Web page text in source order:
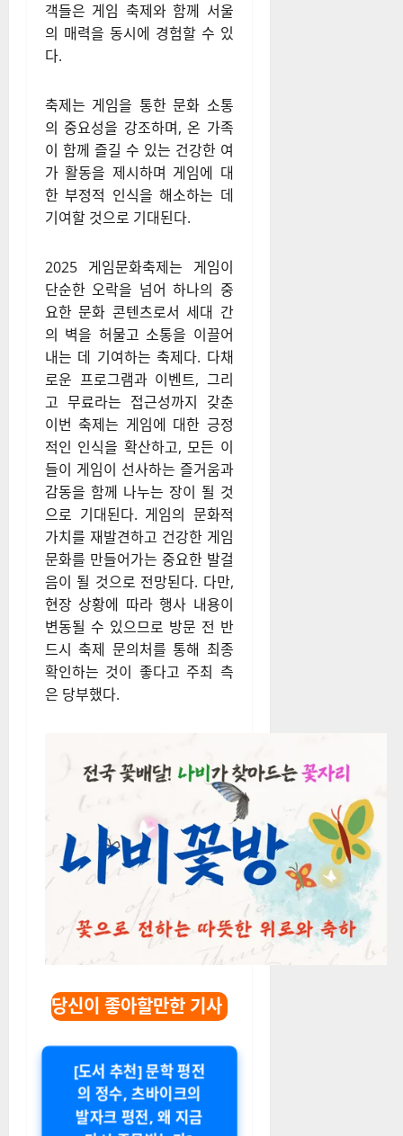
객들은 게임 축제와 함께 서울
의 매력을 동시에 경험할 수 있
다.
축제는 게임을 통한 문화 소통
의 중요성을 강조하며, 온 가족
이 함께 즐길 수 있는 건강한 여
가 활동을 제시하며 게임에 대
한 부정적 인식을 해소하는 데
기여할 것으로 기대된다.
2025 게임문화축제는 게임이
단순한 오락을 넘어 하나의 중
요한 문화 콘텐츠로서 세대 간
의 벽을 허물고 소통을 이끌어
내는 데 기여하는 축제다. 다채
로운 프로그램과 이벤트, 그리
고 무료라는 접근성까지 갖춘
이번 축제는 게임에 대한 긍정
적인 인식을 확산하고, 모든 이
들이 게임이 선사하는 즐거움과
감동을 함께 나누는 장이 될 것
으로 기대된다. 게임의 문화적
가치를 재발견하고 건강한 게임
문화를 만들어가는 중요한 발걸
음이 될 것으로 전망된다. 다만,
현장 상황에 따라 행사 내용이
변동될 수 있으므로 방문 전 반
드시 축제 문의처를 통해 최종
확인하는 것이 좋다고 주최 측
은 당부했다.
당신이 좋아할만한 기사
[도서 추천] 문학 평전
의 정수, 츠바이크의
발자크 평전, 왜 지금